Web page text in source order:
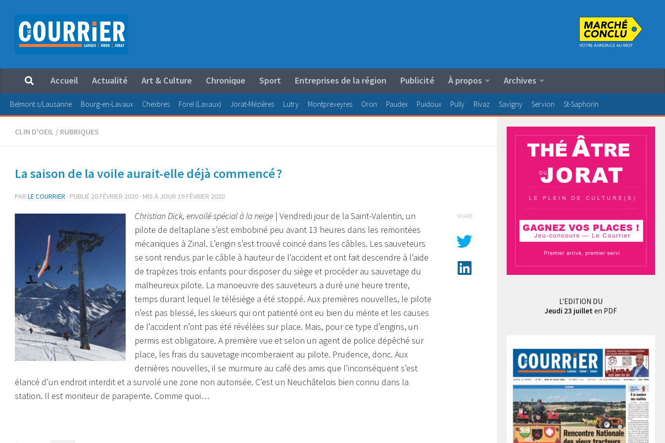
Au dessous du contenu
Accueil Actualité Art & Culture Chronique Sport Entreprises de la région Publicité À propos Archives
Belmont s/Lausanne Bourg-en-Lavaux Chexbres Forel (Lavaux) Jorat-Mézières Lutry Montpreveyres Oron Paudex Puidoux Pully Rivaz Savigny Servion St-Saphorin
CLIN D'OEIL / RUBRIQUES
La saison de la voile aurait-elle déjà commencé ?
PAR LE COURRIER · PUBLIÉ 20 FÉVRIER 2020 · MIS À JOUR 19 FÉVRIER 2020
Christian Dick, envoilé spécial à la neige | Vendredi jour de la Saint-Valentin, un
pilote de deltaplane s’est embobiné peu avant 13 heures dans les remontées
mécaniques à Zinal. L’engin s’est trouvé coincé dans les câbles. Les sauveteurs
se sont rendus par le câble à hauteur de l’accident et ont fait descendre à l’aide
de trapèzes trois enfants pour disposer du siège et procéder au sauvetage du
malheureux pilote. La manoeuvre des sauveteurs a duré une heure trente,
temps durant lequel le télésiège a été stoppé. Aux premières nouvelles, le pilote
n’est pas blessé, les skieurs qui ont patienté ont eu bien du mérite et les causes
de l’accident n’ont pas été révélées sur place. Mais, pour ce type d’engins, un
permis est obligatoire. A première vue et selon un agent de police dépêché sur
place, les frais du sauvetage incomberaient au pilote. Prudence, donc. Aux
dernières nouvelles, il se murmure au café des amis que l’inconséquent s’est
élancé d’un endroit interdit et a survolé une zone non autorisée. C’est un Neuchâtelois bien connu dans la
station. Il est moniteur de parapente. Comme quoi…
SHARE
L'EDITION DU
Jeudi 23 juillet en PDF